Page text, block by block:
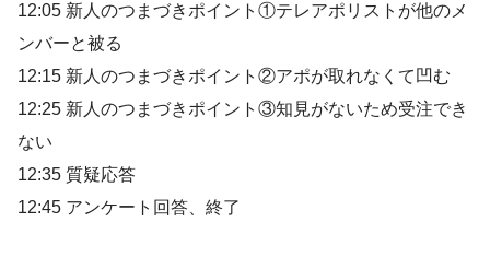
12:05 新人のつまづきポイント①テレアポリストが他のメ
ンバーと被る
12:15 新人のつまづきポイント②アポが取れなくて凹む
12:25 新人のつまづきポイント③知見がないため受注でき
ない
12:35 質疑応答
12:45 アンケート回答、終了